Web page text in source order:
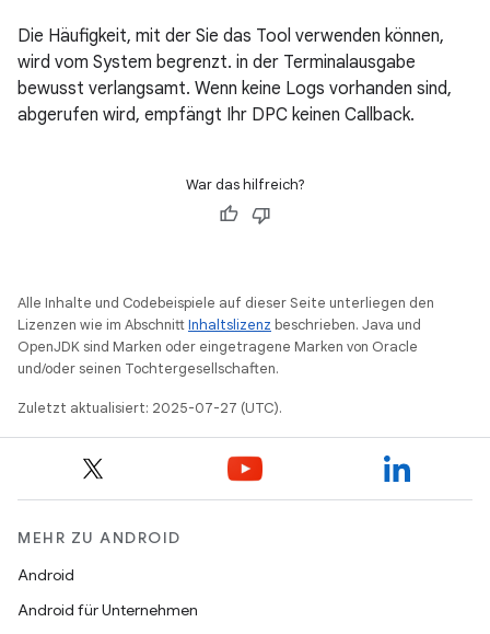
Die Häufigkeit, mit der Sie das Tool verwenden können,
wird vom System begrenzt. in der Terminalausgabe
bewusst verlangsamt. Wenn keine Logs vorhanden sind,
abgerufen wird, empfängt Ihr DPC keinen Callback.
War das hilfreich?
Alle Inhalte und Codebeispiele auf dieser Seite unterliegen den
Lizenzen wie im AbschnittInhaltslizenz beschrieben. Java und
OpenJDK sind Marken oder eingetragene Marken von Oracle
und/oder seinen Tochtergesellschaften.
Zuletzt aktualisiert: 2025-07-27 (UTC).
MEHR ZU ANDROID
Android
Android für Unternehmen